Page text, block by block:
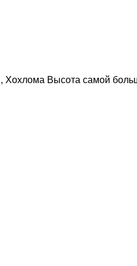
Хохлома Высота самой